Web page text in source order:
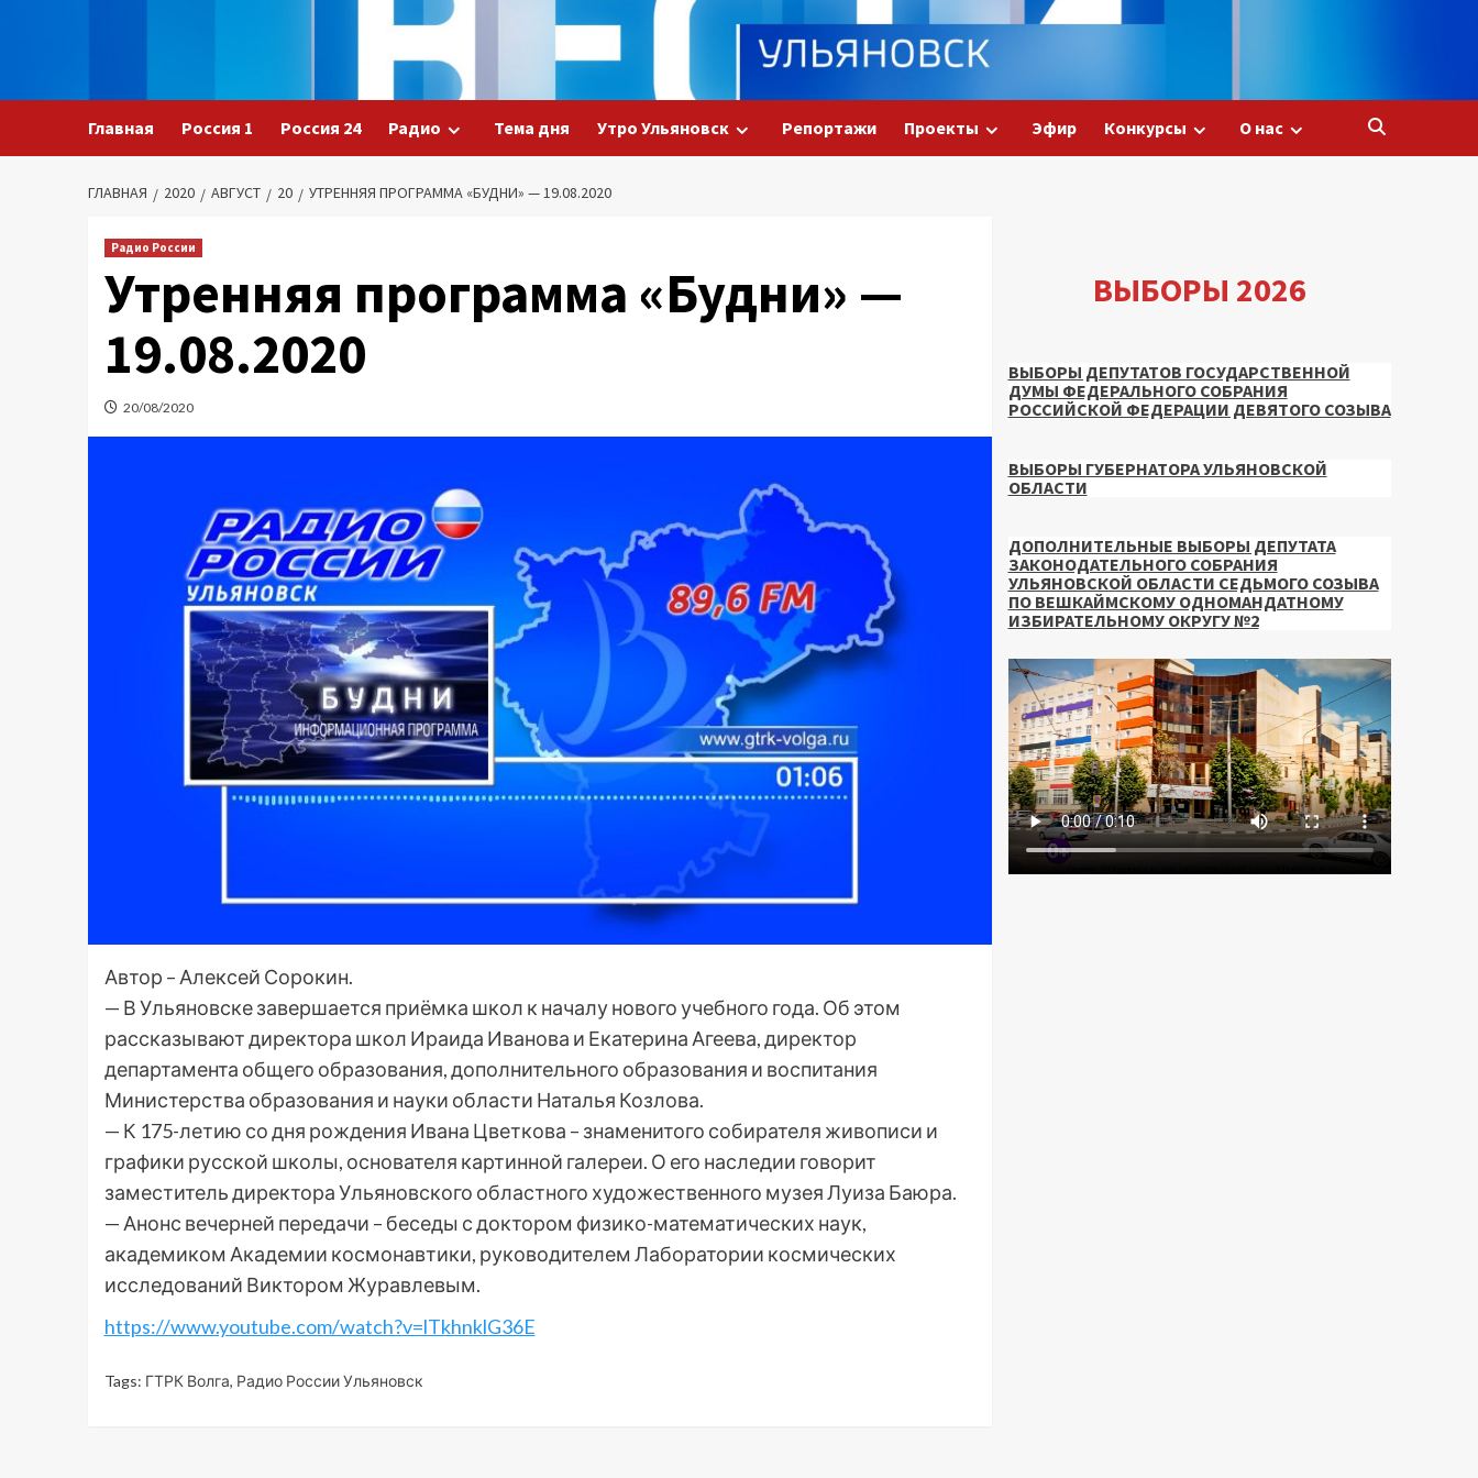
Главная Россия 1 Россия 24 Радио Тема дня Утро Ульяновск Репортажи Проекты Эфир Конкурсы О нас
ГЛАВНАЯ 2020 АВГУСТ 20 УТРЕННЯЯ ПРОГРАММА «БУДНИ» — 19.08.2020
Радио России
Утренняя программа «Будни» —
19.08.2020
20/08/2020
Автор – Алексей Сорокин.
— В Ульяновске завершается приёмка школ к началу нового учебного года. Об этом
рассказывают директора школ Ираида Иванова и Екатерина Агеева, директор
департамента общего образования, дополнительного образования и воспитания
Министерства образования и науки области Наталья Козлова.
— К 175-летию со дня рождения Ивана Цветкова – знаменитого собирателя живописи и
графики русской школы, основателя картинной галереи. О его наследии говорит
заместитель директора Ульяновского областного художественного музея Луиза Баюра.
— Анонс вечерней передачи – беседы с доктором физико-математических наук,
академиком Академии космонавтики, руководителем Лаборатории космических
исследований Виктором Журавлевым.
https://www.youtube.com/watch?v=lTkhnklG36E
Tags: ГТРК Волга, Радио России Ульяновск
ВЫБОРЫ 2026
ВЫБОРЫ ДЕПУТАТОВ ГОСУДАРСТВЕННОЙ
ДУМЫ ФЕДЕРАЛЬНОГО СОБРАНИЯ
РОССИЙСКОЙ ФЕДЕРАЦИИ ДЕВЯТОГО СОЗЫВА
ВЫБОРЫ ГУБЕРНАТОРА УЛЬЯНОВСКОЙ
ОБЛАСТИ
ДОПОЛНИТЕЛЬНЫЕ ВЫБОРЫ ДЕПУТАТА
ЗАКОНОДАТЕЛЬНОГО СОБРАНИЯ
УЛЬЯНОВСКОЙ ОБЛАСТИ СЕДЬМОГО СОЗЫВА
ПО ВЕШКАЙМСКОМУ ОДНОМАНДАТНОМУ
ИЗБИРАТЕЛЬНОМУ ОКРУГУ №2